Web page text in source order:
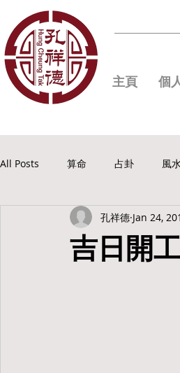
主頁 個
All Posts 算命 占卦 風水
吉日開
孔祥德 Jan 24,